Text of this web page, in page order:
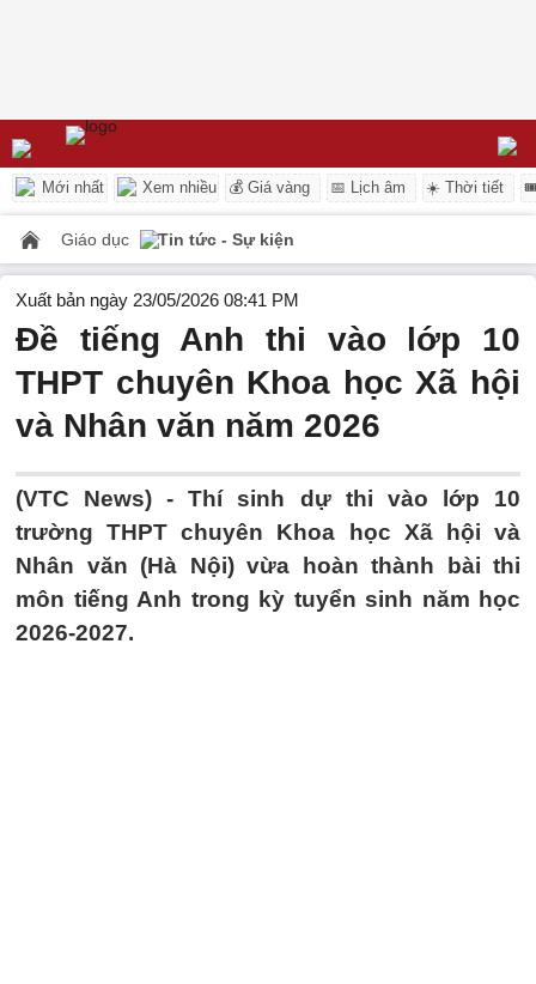
Mới nhất Xem nhiều 💰 Giá vàng 📅 Lịch âm ☀️ Thời tiết
Giáo dục Tin tức - Sự kiện
Xuất bản ngày 23/05/2026 08:41 PM
Đề tiếng Anh thi vào lớp 10
THPT chuyên Khoa học Xã hội
và Nhân văn năm 2026
(VTC News) -Thí sinh dự thi vào lớp 10
trường THPT chuyên Khoa học Xã hội và
Nhân văn (Hà Nội) vừa hoàn thành bài thi
môn tiếng Anh trong kỳ tuyển sinh năm học
2026-2027.